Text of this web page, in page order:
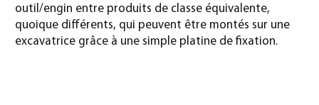
outil/engin entre produits de classe équivalente,
quoique différents, qui peuvent être montés sur une
excavatrice grâce à une simple platine de fixation.